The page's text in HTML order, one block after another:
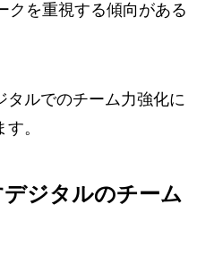
クを重視する傾向がある
タルでのチーム力強化に
。
ジタルのチーム